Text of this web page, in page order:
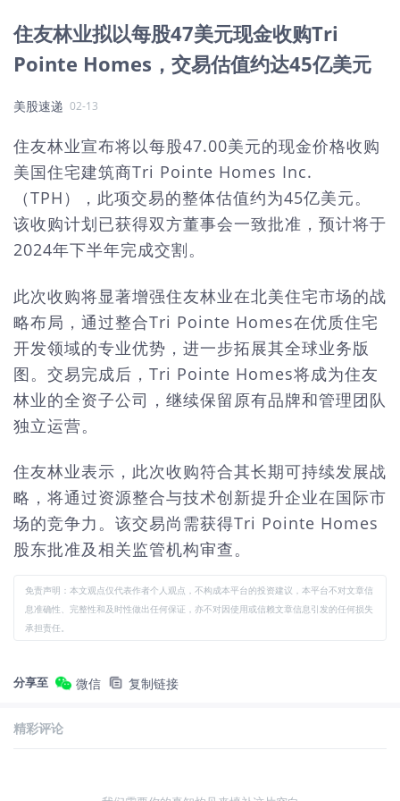
住友林业拟以每股47美元现金收购Tri
Pointe Homes，交易估值约达45亿美元
美股速递 02-13
住友林业宣布将以每股47.00美元的现金价格收购
美国住宅建筑商Tri Pointe Homes Inc.
（TPH），此项交易的整体估值约为45亿美元。
该收购计划已获得双方董事会一致批准，预计将于
2024年下半年完成交割。
此次收购将显著增强住友林业在北美住宅市场的战
略布局，通过整合Tri Pointe Homes在优质住宅
开发领域的专业优势，进一步拓展其全球业务版
图。交易完成后，Tri Pointe Homes将成为住友
林业的全资子公司，继续保留原有品牌和管理团队
独立运营。
住友林业表示，此次收购符合其长期可持续发展战
略，将通过资源整合与技术创新提升企业在国际市
场的竞争力。该交易尚需获得Tri Pointe Homes
股东批准及相关监管机构审查。
免责声明：本文观点仅代表作者个人观点，不构成本平台的投资建议，本平台不对文章信
息准确性、完整性和及时性做出任何保证，亦不对因使用或信赖文章信息引发的任何损失
承担责任。
分享至 微信 复制链接
精彩评论